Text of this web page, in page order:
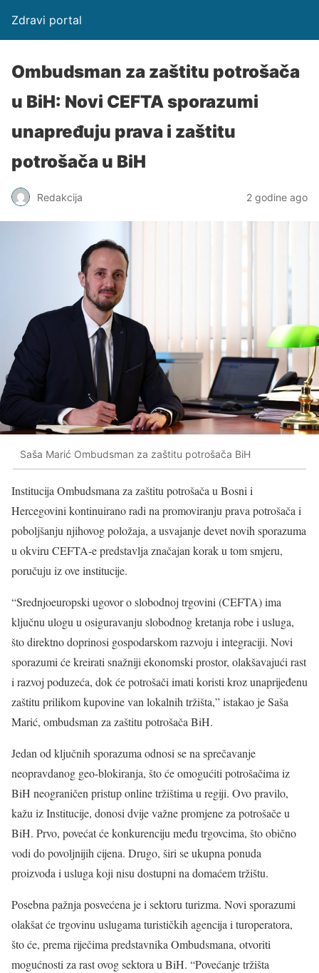
Zdravi portal
Ombudsman za zaštitu potrošača
u BiH: Novi CEFTA sporazumi
unapređuju prava i zaštitu
potrošača u BiH
Redakcija 2 godine ago
Saša Marić Ombudsman za zaštitu potrošača BiH
Institucija Ombudsmana za zaštitu potrošača u Bosni i
Hercegovini kontinuirano radi na promoviranju prava potrošača i
poboljšanju njihovog položaja, a usvajanje devet novih sporazuma
u okviru CEFTA-e predstavlja značajan korak u tom smjeru,
poručuju iz ove institucije.
“Srednjoeuropski ugovor o slobodnoj trgovini (CEFTA) ima
ključnu ulogu u osiguravanju slobodnog kretanja robe i usluga,
što direktno doprinosi gospodarskom razvoju i integraciji. Novi
sporazumi će kreirati snažniji ekonomski prostor, olakšavajući rast
i razvoj poduzeća, dok će potrošači imati koristi kroz unaprijeđenu
zaštitu prilikom kupovine van lokalnih tržišta,” istakao je Saša
Marić, ombudsman za zaštitu potrošača BiH.
Jedan od ključnih sporazuma odnosi se na sprečavanje
neopravdanog geo-blokiranja, što će omogućiti potrošačima iz
BiH neograničen pristup online tržištima u regiji. Ovo pravilo,
kažu iz Institucije, donosi dvije važne promjene za potrošače u
BiH. Prvo, povećat će konkurenciju među trgovcima, što obično
vodi do povoljnijih cijena. Drugo, širi se ukupna ponuda
proizvoda i usluga koji nisu dostupni na domaćem tržištu.
Posebna pažnja posvećena je i sektoru turizma. Novi sporazumi
olakšat će trgovinu uslugama turističkih agencija i turoperatora,
što će, prema riječima predstavnika Ombudsmana, otvoriti
mogućnosti za rast ovog sektora u BiH. “Povećanje tržišta